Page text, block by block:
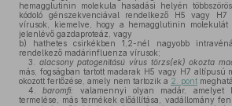
hemagglutinin molekula hasadási helyén
kódoló génszekvenciával rendelkező H5 vagy
vírusok, kiemelve, hogy a hemagglutinin
jelenlévő gazdaproteáz, vagy
b) hathetes csirkékben 1,2-nél nagyobb
rendelkező madárinfluenza vírusok;
3.
alacsony patogenitású vírus törzs(ek) okozta
más, fogságban tartott madarak H5 vagy H7
okozott fertőzése, amely nem tartozik a 2. pont
4.
baromfi:
valamennyi olyan madár, amelyet
termelése, más termékek előállítása, vadállomány